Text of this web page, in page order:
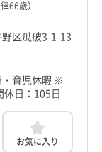
66歳）
区瓜破3-1-13
育児休暇 ※
休日：105日
お気に入り